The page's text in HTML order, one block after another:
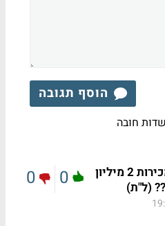
הוסף תגובה
חובה
איך Rewalk עם מכירות 2 מיליון
0
0